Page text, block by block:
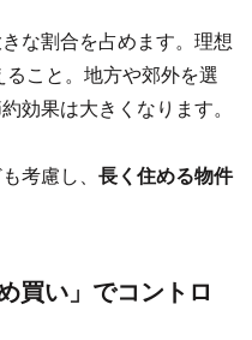
な割合を占めます。理想
ること。地方や郊外を選
効果は大きくなります。
考慮し、 長く住める物件
買い」でコントロ